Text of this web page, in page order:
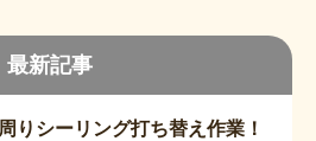
最新記事
りシーリング打ち替え作業！